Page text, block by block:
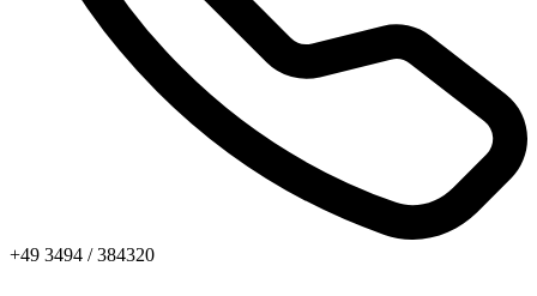
+49 3494 / 384320